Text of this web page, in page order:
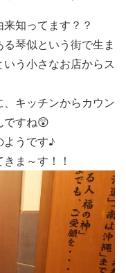
知ってます？？
琴似という街で生ま
う小さなお店からス
キッチンからカウン
ですね😲
ようです♪
ま～す！！